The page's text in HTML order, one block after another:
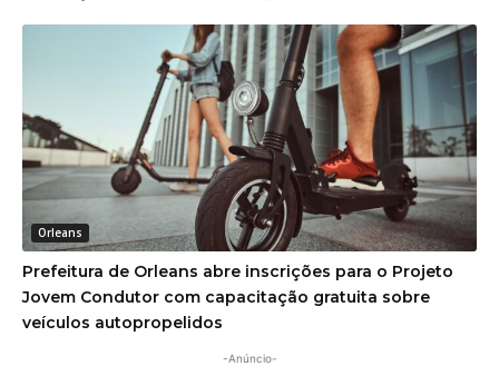
Orleans
Prefeitura de Orleans abre inscrições para o Projeto
Jovem Condutor com capacitação gratuita sobre
veículos autopropelidos
-Anúncio-